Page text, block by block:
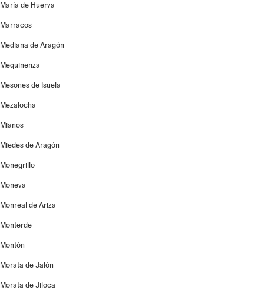
María de Huerva
Marracos
Mediana de Aragón
Mequinenza
Mesones de Isuela
Mezalocha
Mianos
Miedes de Aragón
Monegrillo
Moneva
Monreal de Ariza
Monterde
Montón
Morata de Jalón
Morata de Jiloca